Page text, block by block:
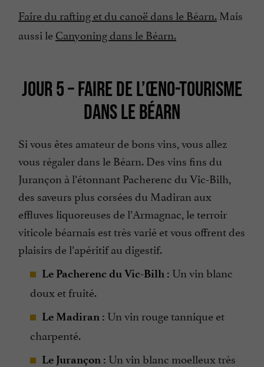
Faire du rafting et du canoë dans le Béarn.Mais
aussi leCanyoning dans le Béarn.
JOUR 5 – FAIRE DE L’ŒNO-TOURISME
DANS LE BÉARN
Si vous êtes amateur de bons vins, vous allez
vous régaler dans le Béarn. Des vins fins du
Jurançon à l’étonnant Pacherenc du Vic-Bilh,
des saveurs plus corsées du Madiran aux
effluves liquoreuses de l’Armagnac, le terroir
viticole béarnais est très varié et vous offrent des
plaisirs de l’apéritif au digestif.
Le Pacherenc du Vic-Bilh : Un vin blanc
doux et fruité.
Le Madiran : Un vin rouge tannique et
charpenté.
Le Jurançon : Un vin blanc moelleux très